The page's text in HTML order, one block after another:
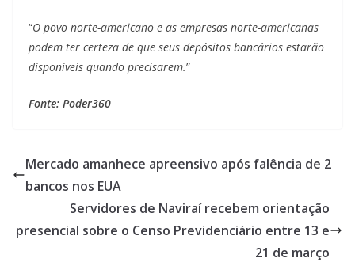
“O povo norte-americano e as empresas norte-americanas
podem ter certeza de que seus depósitos bancários estarão
disponíveis quando precisarem.”
Fonte: Poder360
Mercado amanhece apreensivo após falência de 2
bancos nos EUA
Servidores de Naviraí recebem orientação
presencial sobre o Censo Previdenciário entre 13 e
21 de março